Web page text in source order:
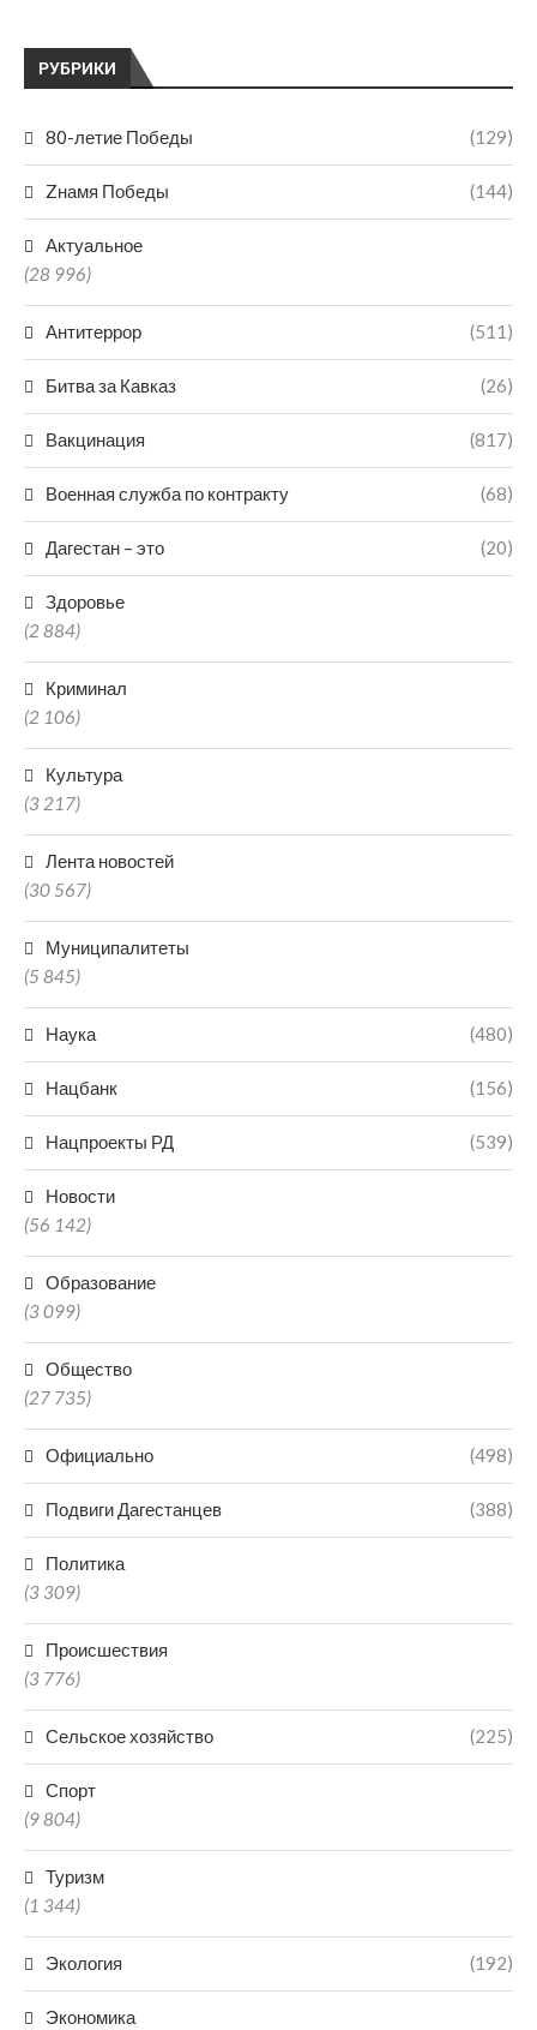
РУБРИКИ
80-летие Победы (129)
Zнамя Победы (144)
Актуальное
(28 996)
Антитеррор (511)
Битва за Кавказ (26)
Вакцинация (817)
Военная служба по контракту (68)
Дагестан – это (20)
Здоровье
(2 884)
Криминал
(2 106)
Культура
(3 217)
Лента новостей
(30 567)
Муниципалитеты
(5 845)
Наука (480)
Нацбанк (156)
Нацпроекты РД (539)
Новости
(56 142)
Образование
(3 099)
Общество
(27 735)
Официально (498)
Подвиги Дагестанцев (388)
Политика
(3 309)
Происшествия
(3 776)
Сельское хозяйство (225)
Спорт
(9 804)
Туризм
(1 344)
Экология (192)
Экономика